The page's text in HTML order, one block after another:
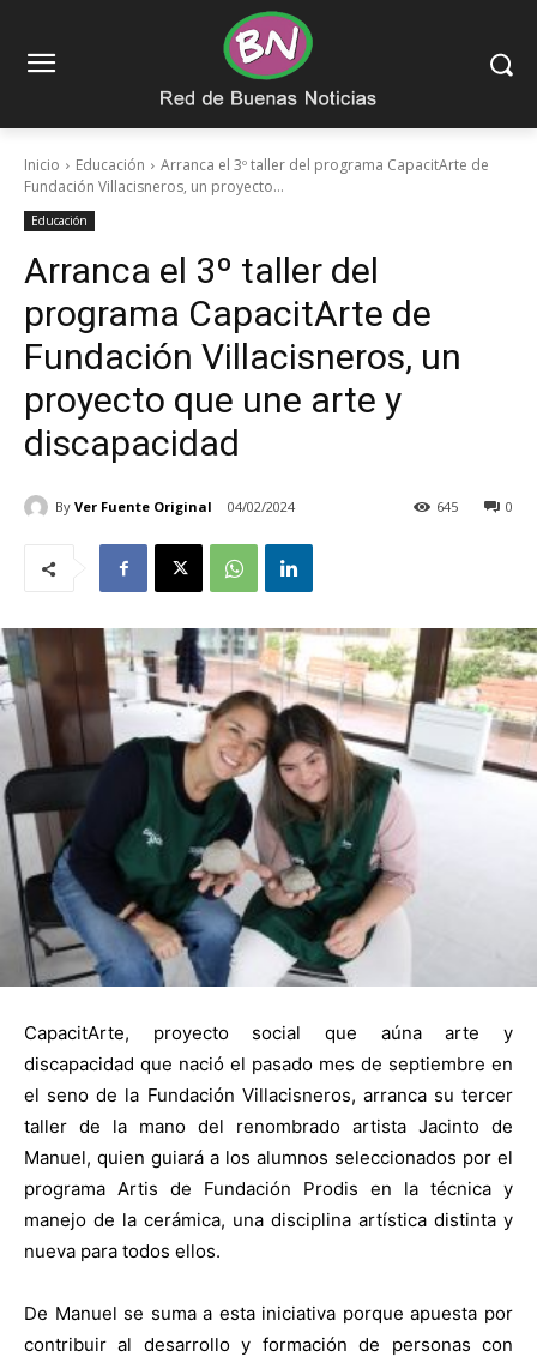
Inicio Educación
Arranca el 3º taller del programa CapacitArte de
Fundación Villacisneros, un proyecto...
Educación
Arranca el 3º taller del
programa CapacitArte de
Fundación Villacisneros, un
proyecto que une arte y
discapacidad
By Ver Fuente Original 04/02/2024 0
645
CapacitArte, proyecto social que aúna arte y
discapacidad que nació el pasado mes de septiembre en
el seno de la Fundación Villacisneros, arranca su tercer
taller de la mano del renombrado artista Jacinto de
Manuel, quien guiará a los alumnos seleccionados por el
programa Artis de Fundación Prodis en la técnica y
manejo de la cerámica, una disciplina artística distinta y
nueva para todos ellos.
De Manuel se suma a esta iniciativa porque apuesta por
contribuir al desarrollo y formación de personas con